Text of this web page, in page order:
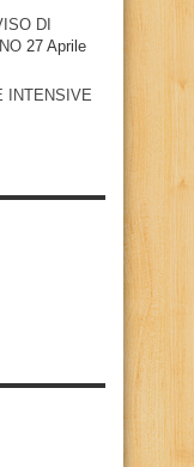
DI
27 Aprile
INTENSIVE